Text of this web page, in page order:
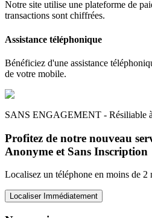
Notre site utilise une plateforme de
transactions sont chiffrées.
Assistance téléphonique
Bénéficiez d'une assistance
de votre mobile.
SANS ENGAGEMENT - Résiliable
Profitez de notre nouveau
Anonyme et Sans Inscription
Localisez un téléphone en moins de 2
Localiser Immédiatement